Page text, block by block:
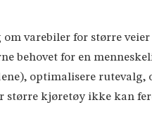
varebiler for større
behovet for en
optimalisere
kjøretøy ikke kan